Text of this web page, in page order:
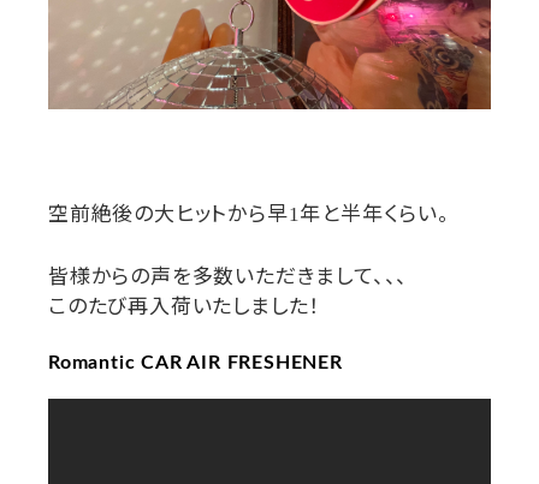
空前絶後の大ヒットから早1年と半年くらい。
皆様からの声を多数いただきまして、、、
このたび再入荷いたしました！
Romantic CAR AIR FRESHENER